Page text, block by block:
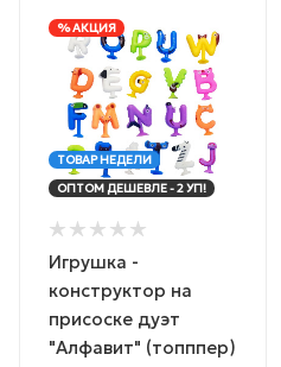
% АКЦИЯ
ТОВАР НЕДЕЛИ
ОПТОМ ДЕШЕВЛЕ - 2 УП!
Игрушка -
конструктор на
присоске дуэт
"Алфавит" (топппер)